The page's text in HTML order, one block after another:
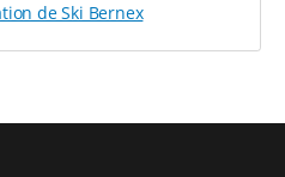
de Morzine ou au plus
de Ski Bernex